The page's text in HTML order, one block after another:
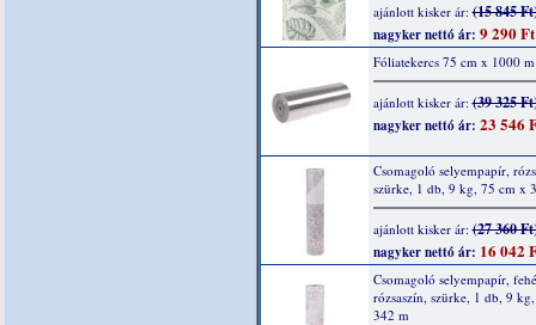
ajánlott kisker ár:(15 845
nagyker nettó ár: 9 290 Ft
Fóliatekercs 75 cm x 1000 m
ajánlott kisker ár:(39 325
nagyker nettó ár: 23 546
Csomagoló selyempapír,
szürke, 1 db, 9 kg, 75 cm x
ajánlott kisker ár:(27 360
nagyker nettó ár: 16 042
Csomagoló selyempapír,
rózsaszín, szürke, 1 db, 9
342 m